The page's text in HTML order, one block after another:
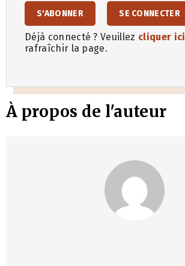
S'ABONNER SE CONNECTER
Déjà connecté ? Veuillez cliquer ici
rafraîchir la page.
À propos de l'auteur